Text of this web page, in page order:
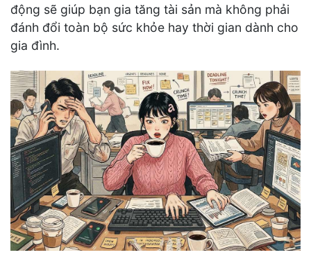
động sẽ giúp bạn gia tăng tài sản mà không phải
đánh đổi toàn bộ sức khỏe hay thời gian dành cho
gia đình.